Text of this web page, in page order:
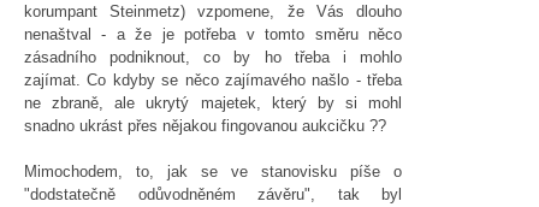
korumpant Steinmetz) vzpomene, že Vás dlouho
nenaštval - a že je potřeba v tomto směru něco
zásadního podniknout, co by ho třeba i mohlo
zajímat. Co kdyby se něco zajímavého našlo - třeba
ne zbraně, ale ukrytý majetek, který by si mohl
snadno ukrást přes nějakou fingovanou aukcičku ??
Mimochodem, to, jak se ve stanovisku píše o
"dodstatečně odůvodněném závěru", tak byl